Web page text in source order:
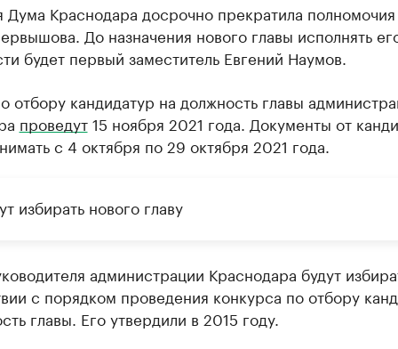
Дума Краснодара досрочно прекратила
До назначения нового главы исполнять
будет первый заместитель Евгений Наумов.
отбору кандидатур на должность главы
проведут15 ноября 2021 года. Документы от
с 4 октября по 29 октября 2021 года.
избирать нового главу
администрации Краснодара будут
с порядком проведения конкурса по отбору
главы. Его утвердили в 2015 году.